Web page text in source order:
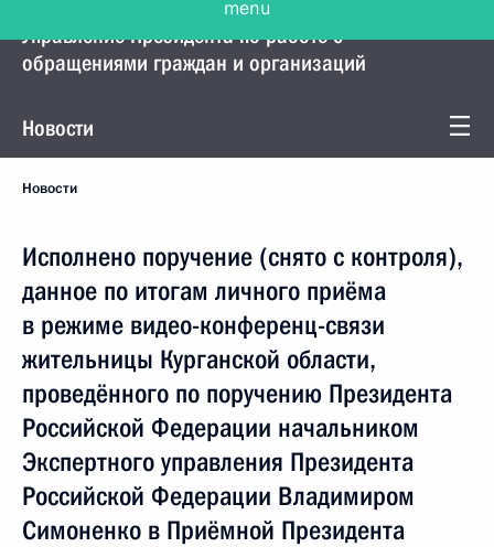
Управление Президента по работе с
обращениями граждан и организаций
Новости
Новости
Исполнено поручение (снято с контроля),
данное по итогам личного приёма
в режиме видео-конференц-связи
жительницы Курганской области,
проведённого по поручению Президента
Российской Федерации начальником
Экспертного управления Президента
Российской Федерации Владимиром
Симоненко в Приёмной Президента